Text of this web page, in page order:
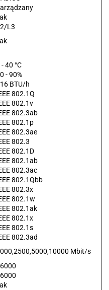
L3
40 °C
- 90%
BTU/h
802.1Q
802.1v
802.3ab
802.1p
802.3ae
802.3
802.1D
802.1ab
802.3ac
802.1Qbb
802.3x
802.1w
802.1ak
802.1x
802.1s
802.3ad
Mbit/s